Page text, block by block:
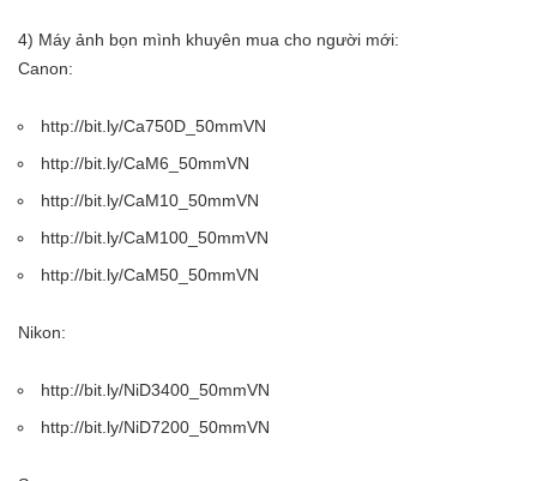
4) Máy ảnh bọn mình khuyên mua cho người mới:
Canon:
http://bit.ly/Ca750D_50mmVN
http://bit.ly/CaM6_50mmVN
http://bit.ly/CaM10_50mmVN
http://bit.ly/CaM100_50mmVN
http://bit.ly/CaM50_50mmVN
Nikon:
http://bit.ly/NiD3400_50mmVN
http://bit.ly/NiD7200_50mmVN